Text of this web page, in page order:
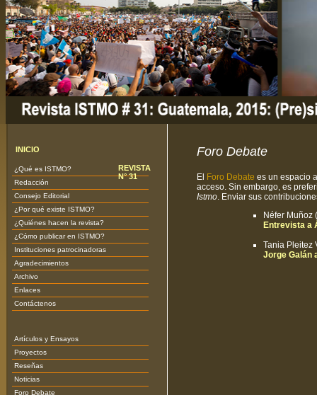
INICIO
¿Qué es ISTMO?
Redacción
Consejo Editorial
¿Por qué existe ISTMO?
¿Quiénes hacen la revista?
¿Cómo publicar en ISTMO?
Instituciones patrocinadoras
Agradecimientos
Archivo
Enlaces
Contáctenos
REVISTA
N° 31
Artículos y Ensayos
Proyectos
Reseñas
Noticias
Foro Debate
Foro Debate
El Foro Debate es un espacio
acceso. Sin embargo, es
Istmo. Enviar sus
Néfer Muñoz
Entrevista a
Tania Pleitez
Jorge Galán